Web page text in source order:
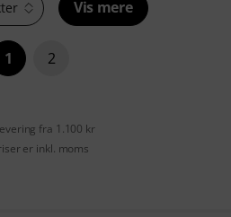
Vis mere
1 2
fra 1.100 kr
er inkl. moms